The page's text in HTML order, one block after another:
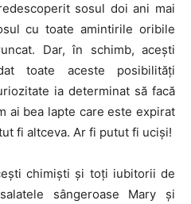
sosul doi ani mai
cu toate amintirile oribile
Dar, în schimb, acești
toate aceste posibilități
ia determinat să facă
ai bea lapte care este expirat
fi altceva. Ar fi putut fi uciși!
chimiști și toți iubitorii de
sângeroase Mary și